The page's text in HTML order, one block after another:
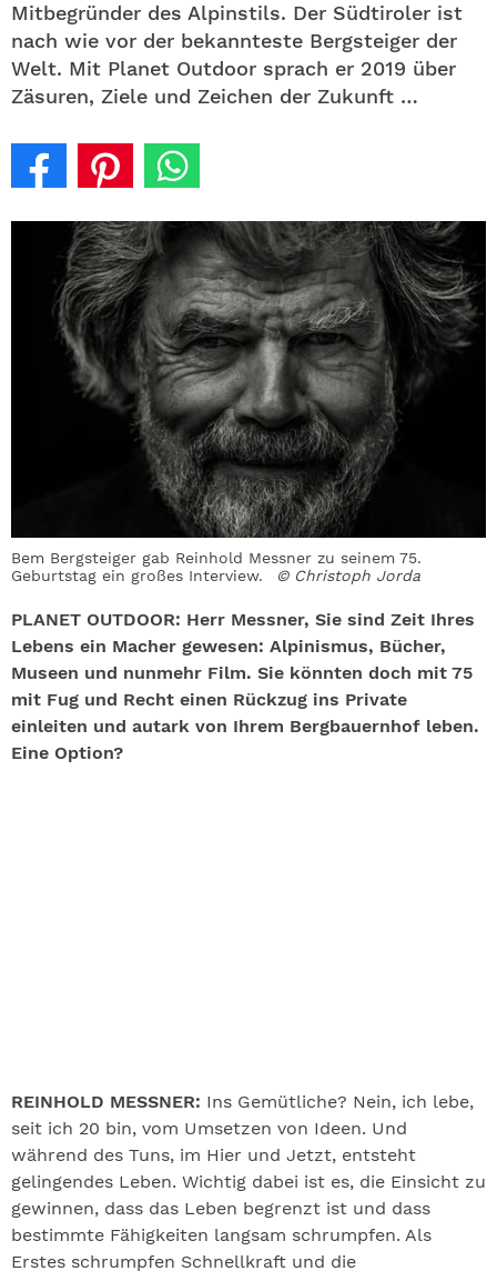
Mitbegründer des Alpinstils. Der Südtiroler ist
nach wie vor der bekannteste Bergsteiger der
Welt. Mit Planet Outdoor sprach er 2019 über
Zäsuren, Ziele und Zeichen der Zukunft …
Bem Bergsteiger gab Reinhold Messner zu seinem 75.
Geburtstag ein großes Interview.
© Christoph Jorda
PLANET OUTDOOR: Herr Messner, Sie sind Zeit Ihres
Lebens ein Macher gewesen: Alpinismus, Bücher,
Museen und nunmehr Film. Sie könnten doch mit 75
mit Fug und Recht einen Rückzug ins Private
einleiten und autark von Ihrem Bergbauernhof leben.
Eine Option?
REINHOLD MESSNER: Ins Gemütliche? Nein, ich lebe,
seit ich 20 bin, vom Umsetzen von Ideen. Und
während des Tuns, im Hier und Jetzt, entsteht
gelingendes Leben. Wichtig dabei ist es, die Einsicht zu
gewinnen, dass das Leben begrenzt ist und dass
bestimmte Fähigkeiten langsam schrumpfen. Als
Erstes schrumpfen Schnellkraft und die